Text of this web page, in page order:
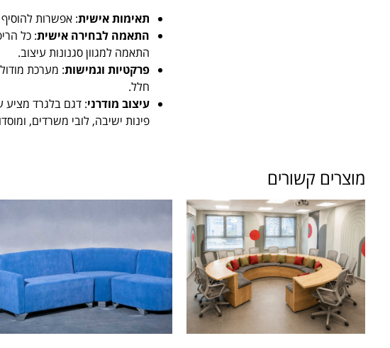
תאימות אישית: אפשרות
התאמה לבחירה אישית: כל
התאמה למגוון סגנונות עיצוב.
פרקטיות וגמישות: מערכת
חלל.
עיצוב מודרני: דגם בלגרד מציע
פינות ישיבה, לובי משרדים,
מוצרים קשורים